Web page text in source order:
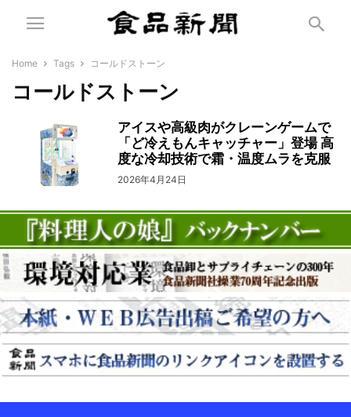
Home Tags コールドストーン
コールドストーン
アイスや高級肉がクレーンゲームで
「ど冷えもんキャッチャー」登場 高
度な冷却技術で霜・温度ムラを克服
2026年4月24日